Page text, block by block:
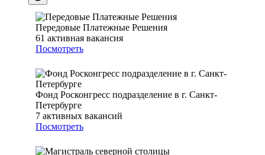
Передовые Платежные Решения
61 активная вакансия
Посмотреть
Фонд Росконгресс подразделение в г. Санкт-
Петербурге
7 активных вакансий
Посмотреть